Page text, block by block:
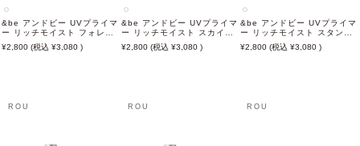
&be アンドビー UVプライマ
ー リッチモイスト フォレス
トグロウ ハリー・ポッター
コラボ 36g【2026年7月新
2,800 3,080
&be アンドビー UVプライマ
ー リッチモイスト スカイグ
ロウ ハリー・ポッターコラ
ボ 36g【2026年7月新発
2,800 3,080
&be アンドビー UVプライマ
ー リッチモイスト スタンダ
ード ハリー・ポッターコラ
ボ 36g【2026年7月新発
2,800 3,080
ROU ROU ROU